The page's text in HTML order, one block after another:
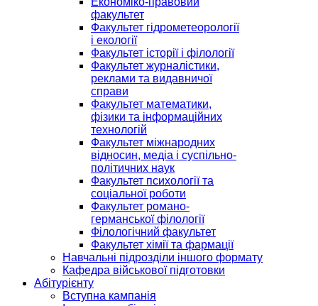
факультет
Факультет гідрометеорології
і екології
Факультет історії і філології
Факультет журналістики,
реклами та видавничої
справи
Факультет математики,
фізики та інформаційних
технологій
Факультет міжнародних
відносин, медіа і суспільно-
політичних наук
Факультет психології та
соціальної роботи
Факультет романо-
германської філології
Філологічний факультет
Факультет хімії та фармації
Навчальні підрозділи іншого формату
Кафедра військової підготовки
Абітурієнту
Вступна кампанія